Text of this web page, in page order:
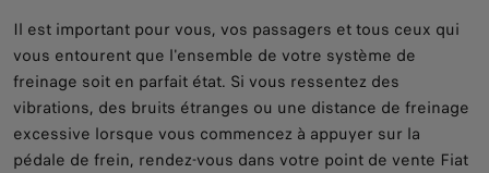
Il est important pour vous, vos passagers et tous ceux qui
vous entourent que l'ensemble de votre système de
freinage soit en parfait état. Si vous ressentez des
vibrations, des bruits étranges ou une distance de freinage
excessive lorsque vous commencez à appuyer sur la
pédale de frein, rendez-vous dans votre point de vente Fiat